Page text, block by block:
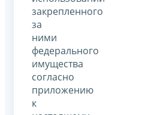
закрепленного
за
ними
федерального
имущества
согласно
приложению
к